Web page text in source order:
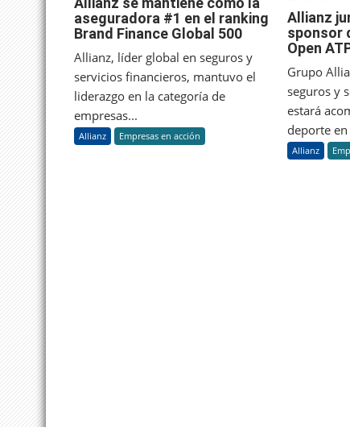
se
mantiene
#1
el
aseguradora #1 en el ranking
Brand Finance Global 500
Allianz, líder global en seguros y
servicios financieros, mantuvo el
liderazgo en la categoría de
empresas...
Allianz Empresas en acción
Allianz
sponsor
Open
Grupo
seguros y
estará
deporte
Allianz